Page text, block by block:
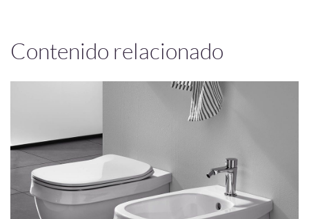
Contenido relacionado